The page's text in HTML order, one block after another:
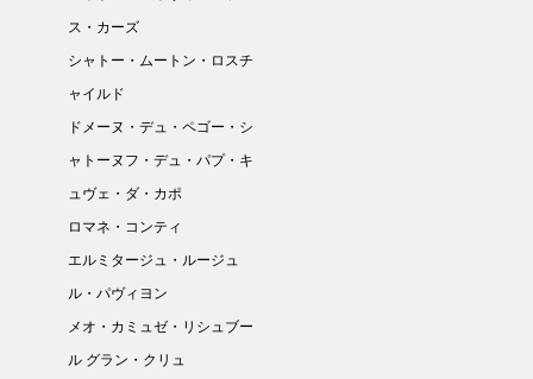
ス・カーズ
シャトー・ムートン・ロスチ
ャイルド
ドメーヌ・デュ・ペゴー・シ
ャトーヌフ・デュ・パプ・キ
ュヴェ・ダ・カポ
ロマネ・コンティ
エルミタージュ・ルージュ
ル・パヴィヨン
メオ・カミュゼ・リシュブー
ル グラン・クリュ